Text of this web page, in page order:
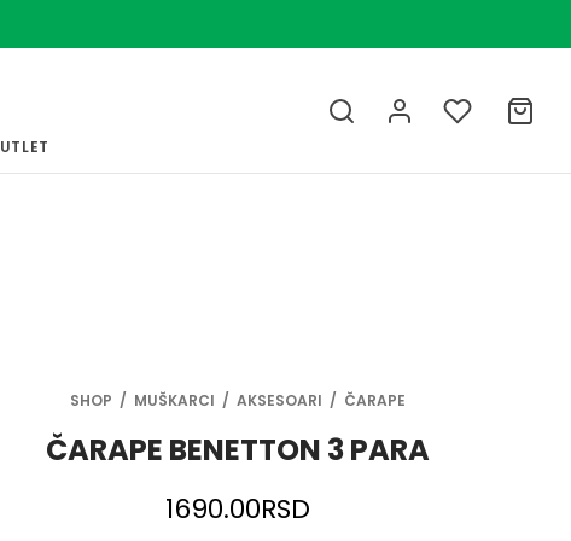
OUTLET
SHOP / MUŠKARCI / AKSESOARI / ČARAPE
ČARAPE BENETTON 3 PARA
1690.00RSD